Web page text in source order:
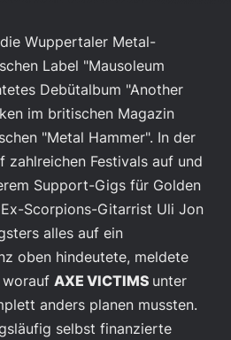
Wuppertaler Metal-
Label "Mausoleum
Debütalbum "Another
im britischen Magazin
"Metal Hammer". In der
zahlreichen Festivals auf und
Support-Gigs für Golden
Scorpions-Gitarrist Uli Jon
alles auf ein
oben hindeutete, meldete
worauf AXE VICTIMS unter
anders planen mussten.
selbst finanzierte